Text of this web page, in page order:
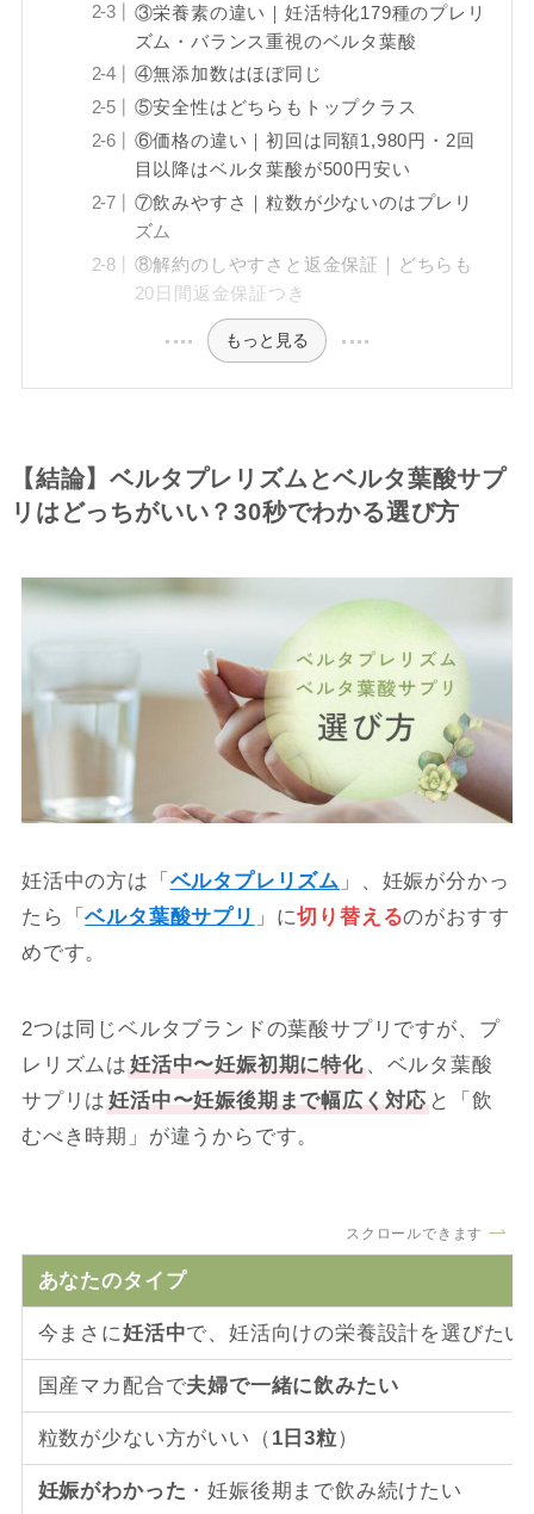
③栄養素の違い｜妊活特化179種のプレリ
ズム・バランス重視のベルタ葉酸
④無添加数はほぼ同じ
⑤安全性はどちらもトップクラス
⑥価格の違い｜初回は同額1,980円・2回
目以降はベルタ葉酸が500円安い
⑦飲みやすさ｜粒数が少ないのはプレリ
ズム
⑧解約のしやすさと返金保証｜どちらも
20日間返金保証つき
もっと見る
【結論】ベルタプレリズムとベルタ葉酸サプ
リはどっちがいい？30秒でわかる選び方
妊活中の方は「 ベルタプレリズム 」、妊娠が分かっ
たら「ベルタ葉酸サプリ 」に切り替えるのがおすす
めです。
2つは同じベルタブランドの葉酸サプリですが、プ
レリズムは 妊活中〜妊娠初期に特化、ベルタ葉酸
サプリは妊活中〜妊娠後期まで幅広く対応 と「飲
むべき時期」が違うからです。
スクロールできます
あなたのタイプ
今まさに妊活中で、妊活向けの栄養設計を選びたい
国産マカ配合で夫婦で一緒に飲みたい
粒数が少ない方がいい（ 1日3粒）
妊娠がわかった ・妊娠後期まで飲み続けたい